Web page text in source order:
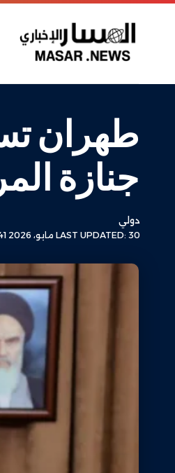
طهران
جنازة
LAST UPDATED: 30 مايو، 2026 6:41 م
دولي